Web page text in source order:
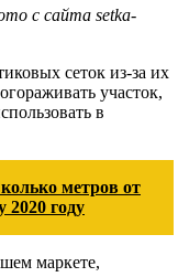
с сайта setka-
сеток из-за их
участок,
в
метров от
2020 году
маркете,